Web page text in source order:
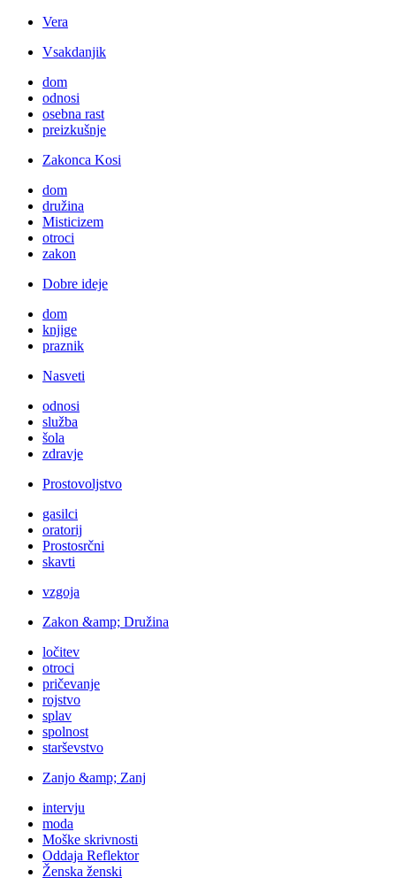
Vera
Vsakdanjik
dom
odnosi
osebna rast
preizkušnje
Zakonca Kosi
dom
družina
Misticizem
otroci
zakon
Dobre ideje
dom
knjige
praznik
Nasveti
odnosi
služba
šola
zdravje
Prostovoljstvo
gasilci
oratorij
Prostosrčni
skavti
vzgoja
Zakon &amp; Družina
ločitev
otroci
pričevanje
rojstvo
splav
spolnost
starševstvo
Zanjo &amp; Zanj
intervju
moda
Moške skrivnosti
Oddaja Reflektor
Ženska ženski